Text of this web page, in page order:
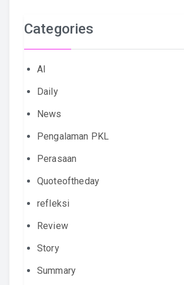
Categories
AI
Daily
News
Pengalaman PKL
Perasaan
Quoteoftheday
refleksi
Review
Story
Summary